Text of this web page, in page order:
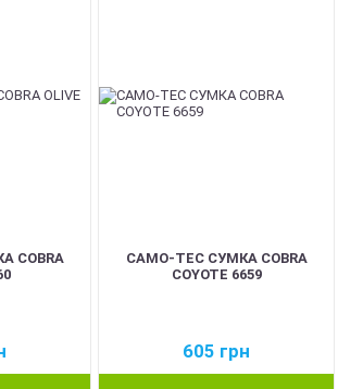
COBRA
CAMO-TEC СУМКА COBRA
COYOTE 6659
605 грн